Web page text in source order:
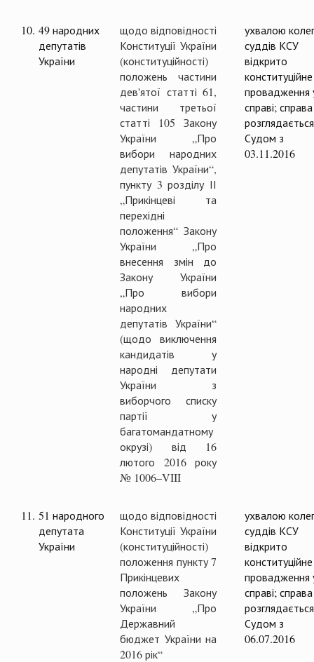
10. 49 народних
депутатів
України
щодо відповідності
Конституції України
(конституційності)
положень частини
дев'ятої статті 61,
частини третьої
статті 105 Закону
України „Про
вибори народних
депутатів України“,
пункту 3 розділу ІІ
„Прикінцеві та
перехідні
положення“ Закону
України „Про
внесення змін до
Закону України
„Про вибори
народних
депутатів України“
(щодо виключення
кандидатів у
народні депутати
України з
виборчого списку
партії у
багатомандатному
окрузі) від 16
лютого 2016 року
№ 1006–VIII
ухвалою
суддів КСУ
відкрито
конституційне
провадження
справі; справа
розглядається
Судом з
03.11.2016
11. 51 народного
депутата
України
щодо відповідності
Конституції України
(конституційності)
положення пункту 7
Прикінцевих
положень Закону
України „Про
Державний
бюджет України на
2016 рік“
ухвалою
суддів КСУ
відкрито
конституційне
провадження
справі; справа
розглядається
Судом з
06.07.2016